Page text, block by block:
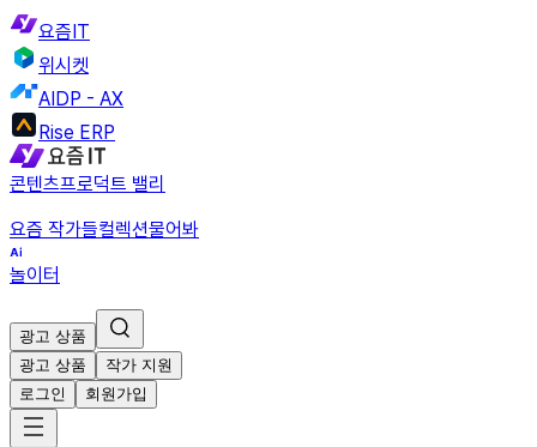
요즘IT
위시켓
AIDP - AX
Rise ERP
콘텐츠프로덕트 밸리
요즘 작가들컬렉션물어봐
놀이터
광고 상품
광고 상품
작가 지원
로그인
회원가입